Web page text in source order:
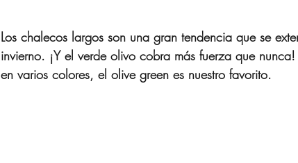
Los chalecos largos son una gran tendencia que se
invierno. ¡Y el verde olivo cobra más fuerza que
en varios colores, el olive green es nuestro favorito.